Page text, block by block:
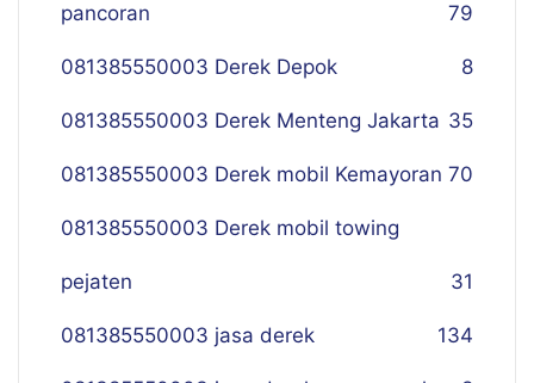
pancoran 79
081385550003 Derek Depok 8
081385550003 Derek Menteng Jakarta 35
081385550003 Derek mobil Kemayoran 70
081385550003 Derek mobil towing
pejaten 31
081385550003 jasa derek 134